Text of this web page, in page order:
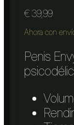
€ 39,99
Ahora con
Penis